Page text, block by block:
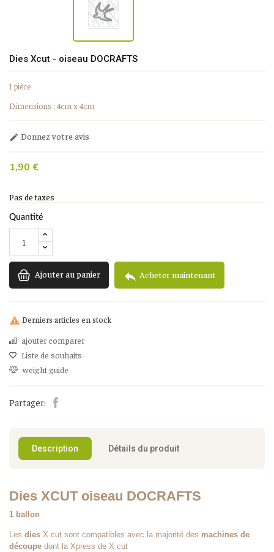
Dies Xcut - oiseau DOCRAFTS
1 pièce
Dimensions : 4cm x 4cm
 Donnez votre avis
1,90 €
Pas de taxes
Quantité
Ajouter au panier  Acheter maintenant
 Derniers articles en stock
ajouter comparer
Liste de souhaits
weight guide
Partager:
Description Détails du produit
Dies XCUT oiseau DOCRAFTS
1 ballon
Les dies X cut sont compatibles avec la majorité des machines de
découpe dont la Xpress de X cut